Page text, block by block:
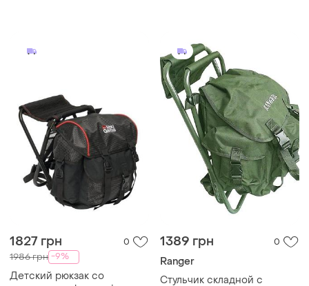
1827 грн 0
1986 грн -9%
Детский рюкзак со
1389 грн 0
Ranger
Стульчик складной с